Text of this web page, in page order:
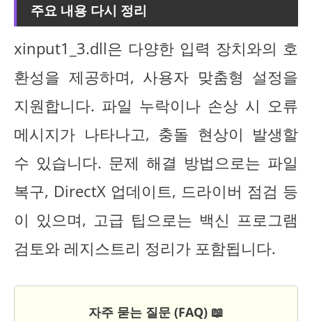
주요 내용 다시 정리
xinput1_3.dll은 다양한 입력 장치와의 호
환성을 제공하며, 사용자 맞춤형 설정을
지원합니다. 파일 누락이나 손상 시 오류
메시지가 나타나고, 충돌 현상이 발생할
수 있습니다. 문제 해결 방법으로는 파일
복구, DirectX 업데이트, 드라이버 점검 등
이 있으며, 고급 팁으로는 백신 프로그램
검토와 레지스트리 정리가 포함됩니다.
자주 묻는 질문 (FAQ) 📖